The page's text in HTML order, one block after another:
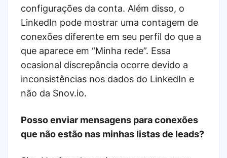
configurações da conta. Além disso, o
LinkedIn pode mostrar uma contagem de
conexões diferente em seu perfil do que a
que aparece em “Minha rede”. Essa
ocasional discrepância ocorre devido a
inconsistências nos dados do LinkedIn e
não da Snov.io.
Posso enviar mensagens para conexões
que não estão nas minhas listas de leads?